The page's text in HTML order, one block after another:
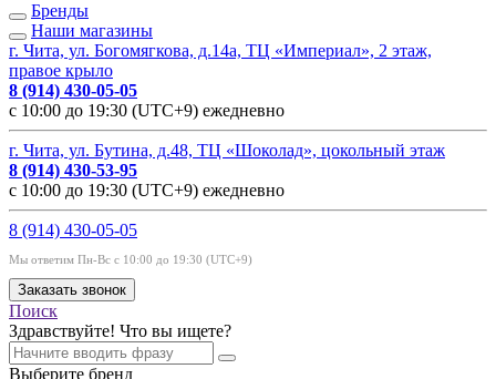
Бренды
Наши магазины
г. Чита, ул. Богомягкова, д.14а, ТЦ «Империал», 2 этаж,
правое крыло
8 (914) 430-05-05
с 10:00 до 19:30 (UTC+9) ежедневно
г. Чита, ул. Бутина, д.48, ТЦ «Шоколад», цокольный этаж
8 (914) 430-53-95
с 10:00 до 19:30 (UTC+9) ежедневно
8 (914) 430-05-05
Мы ответим Пн-Вс с 10:00 до 19:30 (UTC+9)
Заказать звонок
Поиск
Здравствуйте! Что вы ищете?
Выберите бренд